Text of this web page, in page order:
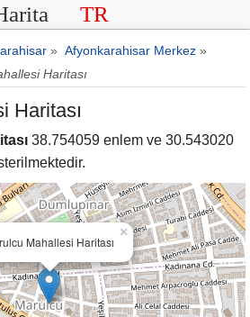
TR
» Afyonkarahisar Merkez »
Haritası
Haritası
38.754059 enlem ve 30.543020
Mahallesi Haritası
×